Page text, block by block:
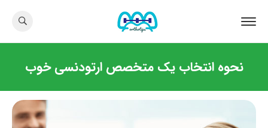
نحوه انتخاب یک متخصص ارتودنسی خوب